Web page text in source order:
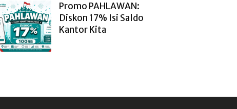
Promo PAHLAWAN:
Diskon 17% Isi Saldo
Kantor Kita